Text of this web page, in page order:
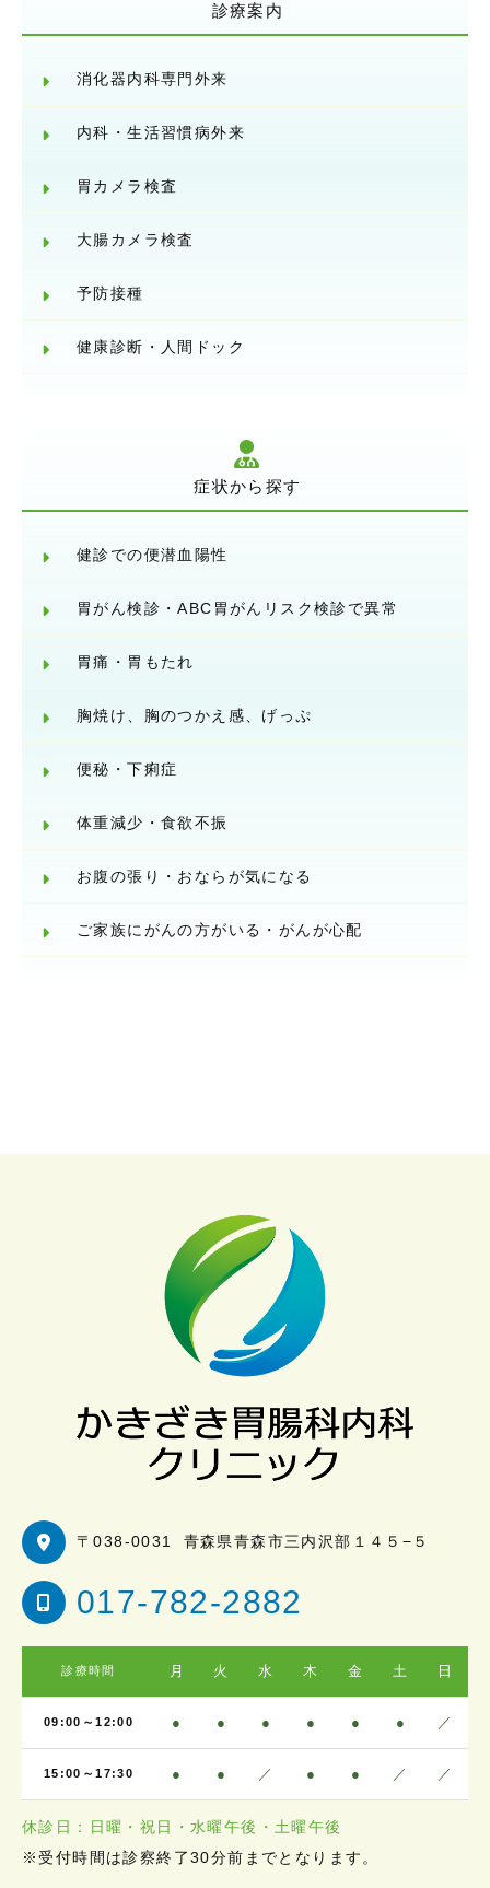
診療案内
消化器内科専門外来
内科・生活習慣病外来
胃カメラ検査
大腸カメラ検査
予防接種
健康診断・人間ドック
症状から探す
健診での便潜血陽性
胃がん検診・ABC胃がんリスク検診で異常
胃痛・胃もたれ
胸焼け、胸のつかえ感、げっぷ
便秘・下痢症
体重減少・食欲不振
お腹の張り・おならが気になる
ご家族にがんの方がいる・がんが心配
〒038-0031 青森県青森市三内沢部１４５−５
017-782-2882
診療時間 月 火 水 木 金 土 日
09:00～12:00 ● ● ● ● ● ● ／
15:00～17:30 ● ● ／ ● ● ／ ／
休診日：日曜・祝日・水曜午後・土曜午後
※受付時間は診察終了30分前までとなります。